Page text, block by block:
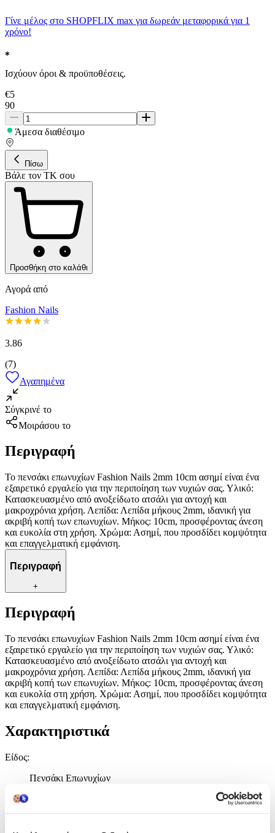
Γίνε μέλος στο SHOPFLIX max για δωρεάν μεταφορικά για 1
χρόνο!
Ισχύουν όροι & προϋποθέσεις.
€5
90
Άμεσα διαθέσιμο
Πίσω
Βάλε τον ΤΚ σου
Προσθήκη στο καλάθι
Αγορά από
Fashion Nails
3.86
(7)
Αγαπημένα
Σύγκρινέ το
Μοιράσου το
Περιγραφή
Το πενσάκι επωνυχίων Fashion Nails 2mm 10cm ασημί είναι ένα
εξαιρετικό εργαλείο για την περιποίηση των νυχιών σας. Υλικό:
Κατασκευασμένο από ανοξείδωτο ατσάλι για αντοχή και
μακροχρόνια χρήση. Λεπίδα: Λεπίδα μήκους 2mm, ιδανική για
ακριβή κοπή των επωνυχίων. Μήκος: 10cm, προσφέροντας άνεση
και ευκολία στη χρήση. Χρώμα: Ασημί, που προσδίδει κομψότητα
και επαγγελματική εμφάνιση.
Περιγραφή
+
Περιγραφή
Το πενσάκι επωνυχίων Fashion Nails 2mm 10cm ασημί είναι ένα
εξαιρετικό εργαλείο για την περιποίηση των νυχιών σας. Υλικό:
Κατασκευασμένο από ανοξείδωτο ατσάλι για αντοχή και
μακροχρόνια χρήση. Λεπίδα: Λεπίδα μήκους 2mm, ιδανική για
ακριβή κοπή των επωνυχίων. Μήκος: 10cm, προσφέροντας άνεση
και ευκολία στη χρήση. Χρώμα: Ασημί, που προσδίδει κομψότητα
και επαγγελματική εμφάνιση.
Χαρακτηριστικά
Είδος:
Πενσάκι Επωνυχίων
Σετ: